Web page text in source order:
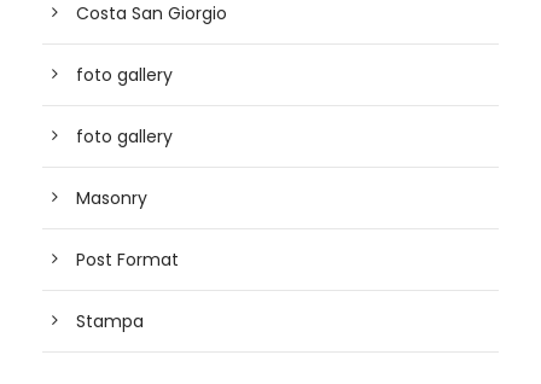
Costa San Giorgio
foto gallery
foto gallery
Masonry
Post Format
Stampa